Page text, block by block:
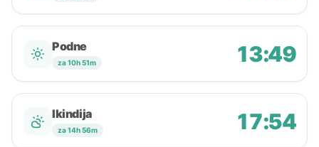
Podne
za 10h 51m 13:49
Ikindija
za 14h 56m 17:54